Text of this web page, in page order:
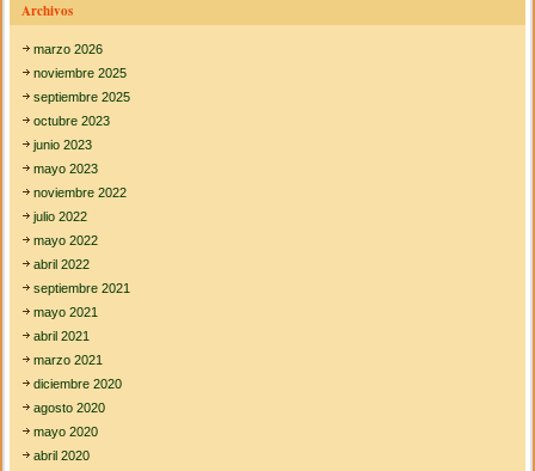
Archivos
marzo 2026
noviembre 2025
septiembre 2025
octubre 2023
junio 2023
mayo 2023
noviembre 2022
julio 2022
mayo 2022
abril 2022
septiembre 2021
mayo 2021
abril 2021
marzo 2021
diciembre 2020
agosto 2020
mayo 2020
abril 2020